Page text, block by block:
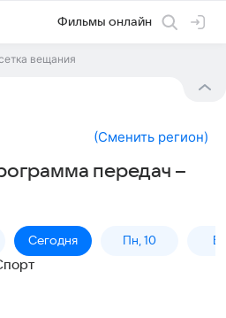
Фильмы онлайн
вещания
(Сменить регион)
передач –
Сегодня Пн, 10